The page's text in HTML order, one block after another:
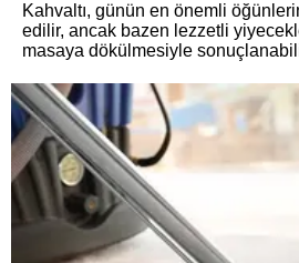
Kahvaltı, günün en önemli
edilir, ancak bazen lezzetli
masaya dökülmesiyle